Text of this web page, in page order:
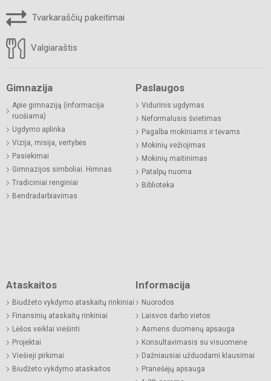
Tvarkaraščių pakeitimai
Valgiaraštis
Gimnazija
Apie gimnaziją (informacija
ruošiama)
Ugdymo aplinka
Vizija, misija, vertybės
Pasiekimai
Gimnazijos simboliai. Himnas
Tradiciniai renginiai
Bendradarbiavimas
Paslaugos
Vidurinis ugdymas
Neformalusis švietimas
Pagalba mokiniams ir tėvams
Mokinių vežiojimas
Mokinių maitinimas
Patalpų nuoma
Biblioteka
Ataskaitos
Biudžeto vykdymo ataskaitų rinkiniai
Finansinių ataskaitų rinkiniai
Lėšos veiklai viešinti
Projektai
Viešieji pirkimai
Biudžeto vykdymo ataskaitos
Informacija
Nuorodos
Laisvos darbo vietos
Asmens duomenų apsauga
Konsultavimasis su visuomene
Dažniausiai užduodami klausimai
Pranešėjų apsauga